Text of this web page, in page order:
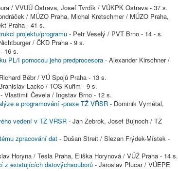
/ VVUÚ Ostrava, Josef Tvrdík / VÚKPK Ostrava - 37 s.
/ MÚZO Praha, Michal Kretschmer / MÚZO Praha,
Praha - 41 s.
projektu/programu - Petr Veselý / PVT Brno - 14 - s.
/ ČKD Praha - 9 s.
16 s.
PL/I pomocou jeho predprocesora - Alexander Kirschner /
Bébr / VÚ Spojů Praha - 13 s.
Lacko / TOS Kuřim - 9 s.
- Vlastimil Čevela / Ingstav Brno - 12 s.
a programování -praxe TŽ VŘSR - Dominik Vymětal,
vedení v TŽ VŘSR - Jan Žebrok, Josef Bujnoch / TŽ
zpracování dat - Dušan Streit / Slezan Frýdek-Místek -
Horyna / Tesla Praha, Eliška Horynová / VÚŽ Praha - 14 s.
z existujících datovýchsouborů - Jaroslav Plucar / VÚEPE